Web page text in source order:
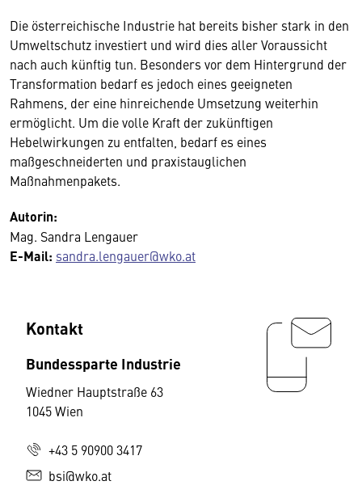
Die österreichische Industrie hat bereits bisher stark in den
Umweltschutz investiert und wird dies aller Voraussicht
nach auch künftig tun. Besonders vor dem Hintergrund der
Transformation bedarf es jedoch eines geeigneten
Rahmens, der eine hinreichende Umsetzung weiterhin
ermöglicht. Um die volle Kraft der zukünftigen
Hebelwirkungen zu entfalten, bedarf es eines
maßgeschneiderten und praxistauglichen
Maßnahmenpakets.
Autorin:
Mag. Sandra Lengauer
E-Mail: sandra.lengauer@wko.at
Kontakt
Bundessparte Industrie
Wiedner Hauptstraße 63
1045 Wien
+43 5 90900 3417
bsi@wko.at